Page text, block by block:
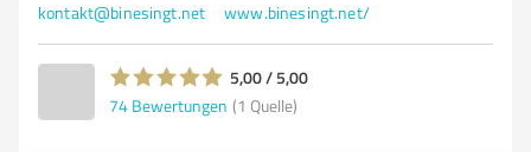
kontakt@binesingt.net www.binesingt.net/
5,00 / 5,00
74 Bewertungen (1 Quelle)